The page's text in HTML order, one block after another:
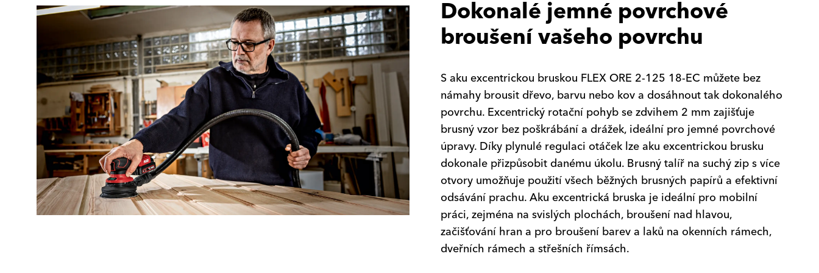
Dokonalé jemné povrchové
broušení vašeho povrchu
S aku excentrickou bruskou FLEX ORE 2-125 18-EC můžete bez
námahy brousit dřevo, barvu nebo kov a dosáhnout tak dokonalého
povrchu. Excentrický rotační pohyb se zdvihem 2 mm zajišťuje
brusný vzor bez poškrábání a drážek, ideální pro jemné povrchové
úpravy. Díky plynulé regulaci otáček lze aku excentrickou brusku
dokonale přizpůsobit danému úkolu. Brusný talíř na suchý zip s více
otvory umožňuje použití všech běžných brusných papírů a efektivní
odsávání prachu. Aku excentrická bruska je ideální pro mobilní
práci, zejména na svislých plochách, broušení nad hlavou,
začišťování hran a pro broušení barev a laků na okenních rámech,
dveřních rámech a střešních římsách.